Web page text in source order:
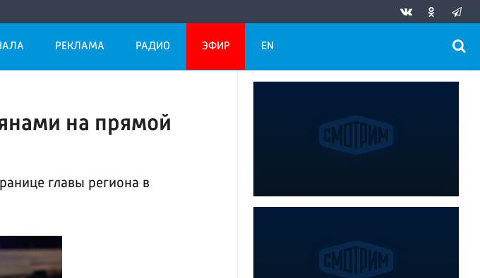
РЕКЛАМА РАДИО ЭФИР EN
на прямой
главы региона в